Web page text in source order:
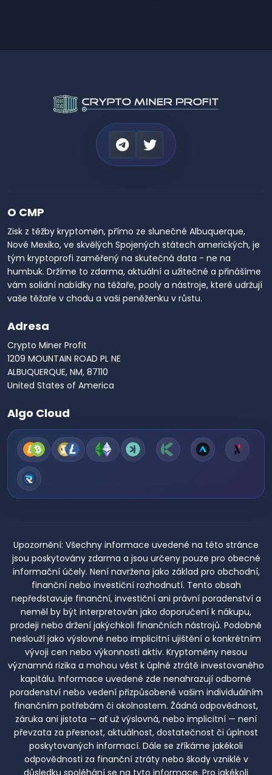
O CMP
Zisk z těžby kryptoměn, přímo ze slunečné Albuquerque,
Nové Mexiko, ve skvělých Spojených státech amerických, je
tým kryptoprofi zaměřený na skutečná data - ne na
humbuk. Držíme to zdarma, aktuální a užitečné a přinášíme
vám solidní nabídky na těžaře, pooly a nástroje, které udržují
vaše těžaře v chodu a vaši peněženku v růstu.
Adresa
Crypto Miner Profit
1209 MOUNTAIN ROAD PL NE
ALBUQUERQUE, NM, 87110
United States of America
Algo Cloud
Upozornění: Všechny informace uvedené na této stránce
jsou poskytovány zdarma a jsou určeny pouze pro obecné
informační účely. Není navržena jako základ pro obchodní,
finanční nebo investiční rozhodnutí. Tento obsah
nepředstavuje finanční, investiční ani právní poradenství a
neměl by být interpretován jako doporučení k nákupu,
prodeji nebo držení jakýchkoli finančních nástrojů. Podobně
neslouží jako výslovné nebo implicitní ujištění o konkrétním
vývoji cen nebo výkonnosti aktiv. Kryptoměny nesou
významná rizika a mohou vést k úplné ztrátě investovaného
kapitálu. Informace uvedené zde nenahrazují odborné
poradenství nebo vedení přizpůsobené vašim individuálním
finančním potřebám či okolnostem. Žádná odpovědnost,
záruka ani jistota — ať už výslovná, nebo implicitní — není
převzata za přesnost, aktuálnost, dostatečnost či úplnost
poskytovaných informací. Dále se zříkáme jakékoli
odpovědnosti za finanční ztráty nebo škody vzniklé v